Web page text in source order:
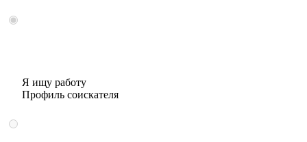
Я ищу работу
Профиль соискателя